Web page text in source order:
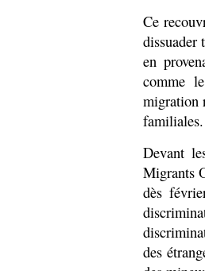
Ce
dissuader
en
comme
migration
familiales.
Devant
Migrants
dès
des